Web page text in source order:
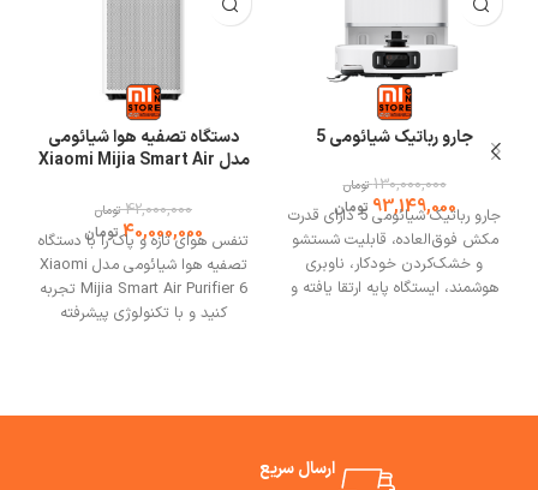
جارو رباتیک شیائومی 5
130,000,000 تومان
93,149,000 تومان
جارو رباتیک شیائومی 5 دارای قدرت
مکش فوق‌العاده، قابلیت شستشو
و خشک‌کردن خودکار، ناوبری
هوشمند، ایستگاه پایه ارتقا یافته و
دستگاه تصفیه هوا شیائومی
مدل Xiaomi Mijia Smart Air
42,000,000 تومان
40,000,000تومان
تنفس هوای تازه و پاک را با دستگاه
تصفیه هوا شیائومی مدل Xiaomi
Mijia Smart Air Purifier 6 تجربه
کنید و با تکنولوژی پیشرفته
ارسال سریع